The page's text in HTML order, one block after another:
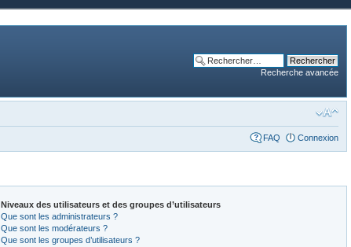
Recherche avancée
FAQ Connexion
Niveaux des utilisateurs et des groupes d’utilisateurs
Que sont les administrateurs ?
Que sont les modérateurs ?
Que sont les groupes d’utilisateurs ?